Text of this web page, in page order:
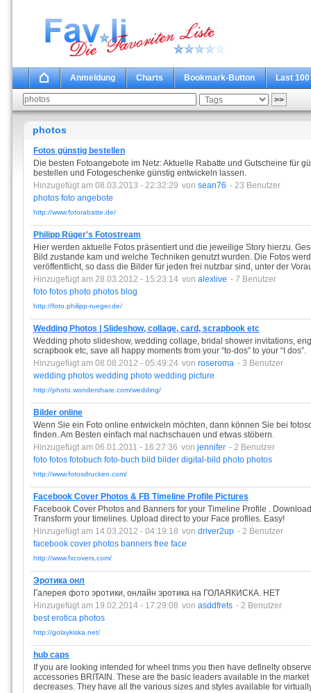
Anmeldung Charts Bookmark-Button Last 100
photos
Fotos günstig bestellen
Die besten Fotoangebote im Netz: Aktuelle Rabatte und Gutscheine für
bestellen und Fotogeschenke günstig entwickeln lassen.
Hinzugefügt am 08.03.2013 - 22:32:29 von sean76 - 23 Benutzer
photos foto angebote
http://www.fotorabatte.de/
Philipp Rüger's Fotostream
Hier werden aktuelle Fotos präsentiert und die jeweilige Story hierzu.
Bild zustande kam und welche Techniken genutzt wurden. Die Fotos
veröffentlicht, so dass die Bilder für jeden frei nutzbar sind, unter der
Hinzugefügt am 28.03.2012 - 15:23:14 von alexlive - 7 Benutzer
foto fotos photo photos blog
http://foto.philipp-rueger.de/
Wedding Photos | Slideshow, collage, card, scrapbook etc
Wedding photo slideshow, wedding collage, bridal shower invitations,
scrapbook etc, save all happy moments from your “to-dos” to your “I dos”.
Hinzugefügt am 08.08.2012 - 05:49:24 von roseroma - 3 Benutzer
wedding photos wedding photo wedding picture
http://photo.wondershare.com/wedding/
Bilder online
Wenn Sie ein Foto online entwickeln möchten, dann können Sie bei
finden. Am Besten einfach mal nachschauen und etwas stöbern.
Hinzugefügt am 06.01.2011 - 16:27:36 von jennifer - 2 Benutzer
foto fotos fotobuch foto-buch bild bilder digital-bild photo photos
http://www.fotosdrucken.com/
Facebook Cover Photos & FB Timeline Profile Pictures
Facebook Cover Photos and Banners for your Timeline Profile .
Transform your timelines. Upload direct to your Face profiles. Easy!
Hinzugefügt am 14.03.2012 - 04:19:18 von driver2up - 2 Benutzer
facebook cover photos banners free face
http://www.fxcovers.com/
Эротика онл
Галерея фото эротики, онлайн эротика на ГОЛАЯКИСКА. НЕТ
Hinzugefügt am 19.02.2014 - 17:29:08 von asddfrets - 2 Benutzer
best erotica photos
http://golaykiska.net/
hub caps
If you are looking intended for wheel trims you then have definelty
accessories BRITAIN. These are the basic leaders available in the
decreases. They have all the various sizes and styles available for